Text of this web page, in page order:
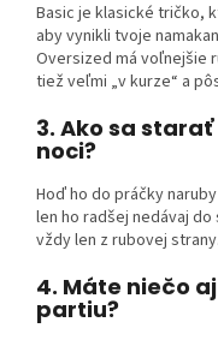
Basic je klasické tričko,
aby vynikli tvoje
Oversized má voľnejšie
tiež veľmi „v kurze“ a
3. Ako sa
noci?
Hoď ho do práčky
len ho radšej nedávaj
vždy len z rubovej strany.
4. Máte niečo
partiu?